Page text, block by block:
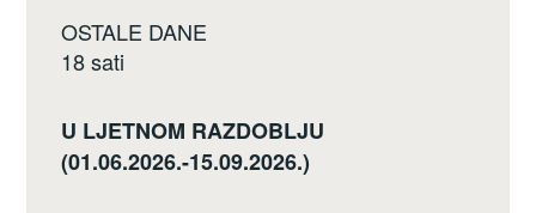
OSTALE DANE
18 sati
U LJETNOM RAZDOBLJU
(01.06.2026.-15.09.2026.)